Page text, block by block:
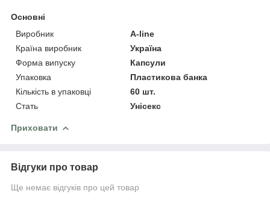
Основні
Виробник
A-line
Країна виробник
Україна
Форма випуску
Капсули
Упаковка
Пластикова банка
Кількість в упаковці
60 шт.
Стать
Унісекс
Приховати
Відгуки про товар
Ще немає відгуків про цей товар